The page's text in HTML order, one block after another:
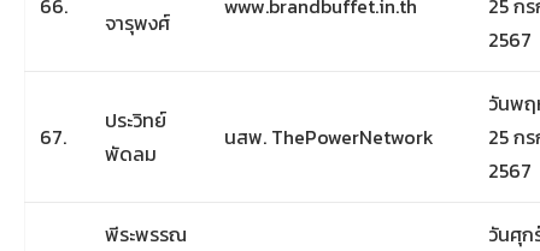
66.
จารุพงศ์
www.brandbuffet.in.th
25 ก
2567
67.
ประวิทย์
พัดลม
นสพ. ThePowerNetwork
วันพ
25 ก
2567
พีระพรรณ
วันศุก